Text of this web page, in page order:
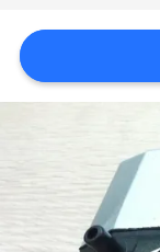
PLAN
DU
PRIVACY
POLICY